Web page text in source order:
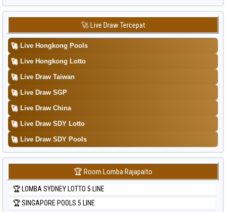
Data Togel Sydney
Data Togel Sydney Lottery
Data Togel Sydney Lottery 6d
Data Togel Sydney Lotto
Data Togel Sydney Pools 6d
Data Togel Taipei
Data Togel Taiwan
🚀 Live Draw Tercepat
🚀 Live Hongkong Pools
🚀 Live Hongkong Lotto
🚀 Live Draw Taiwan
🚀 Live Draw SGP
🚀 Live Draw China
🚀 Live Draw SDY Lotto
🚀 Live Draw SDY Pools
🏆 Room Lomba Rajapaito
🏆 LOMBA SYDNEY LOTTO 5 LINE
🏆 SINGAPORE POOLS 5 LINE